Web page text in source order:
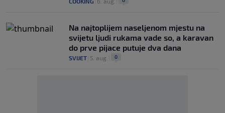
Na najtoplijem naseljenom mjestu na
svijetu ljudi rukama vade so, a karavan
do prve pijace putuje dva dana
SVIJET 5. aug. 0